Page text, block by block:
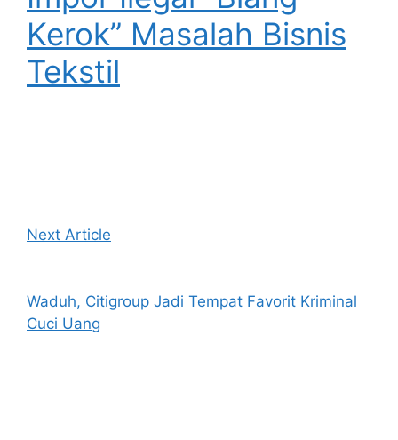
Kerok” Masalah Bisnis
Tekstil
Next Article
Waduh, Citigroup Jadi Tempat Favorit Kriminal
Cuci Uang